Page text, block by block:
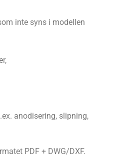
inte syns i modellen
anodisering, slipning,
PDF + DWG/DXF.